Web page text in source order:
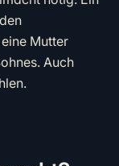
Mutter
Auch